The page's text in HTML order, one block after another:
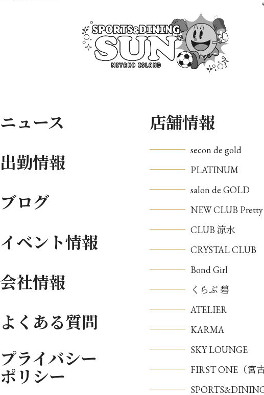
ニュース
出勤情報
ブログ
イベント情報
会社情報
よくある質問
プライバシー
ポリシー
店舗情報
secon de gold
PLATINUM
salon de GOLD
NEW CLUB
CLUB 涼水
CRYSTAL CLUB
Bond Girl
くらぶ 碧
ATELIER
KARMA
SKY LOUNGE
FIRST ONE（宮古